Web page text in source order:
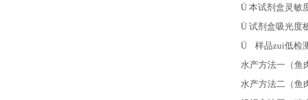
Ü 本试剂盒灵敏
Ü 试剂盒吸光度
Ü 样品zui低检
水产方法一（鱼
水产方法二（鱼